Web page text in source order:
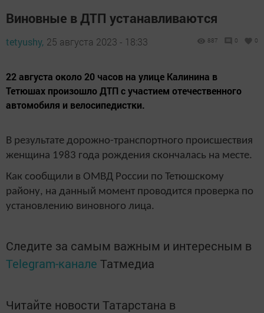
Виновные в ДТП устанавливаются
tetyushy, 25 августа 2023 - 18:33 887 0 0
22 августа около 20 часов на улице Калинина в
Тетюшах произошло ДТП с участием отечественного
автомобиля и велосипедистки.
В результате дорожно-транспортного происшествия
женщина 1983 года рождения скончалась на месте.
Как сообщили в ОМВД России по Тетюшскому
району, на данный момент проводится проверка по
установлению виновного лица.
Следите за самым важным и интересным в
Telegram-канале Татмедиа
Читайте новости Татарстана в